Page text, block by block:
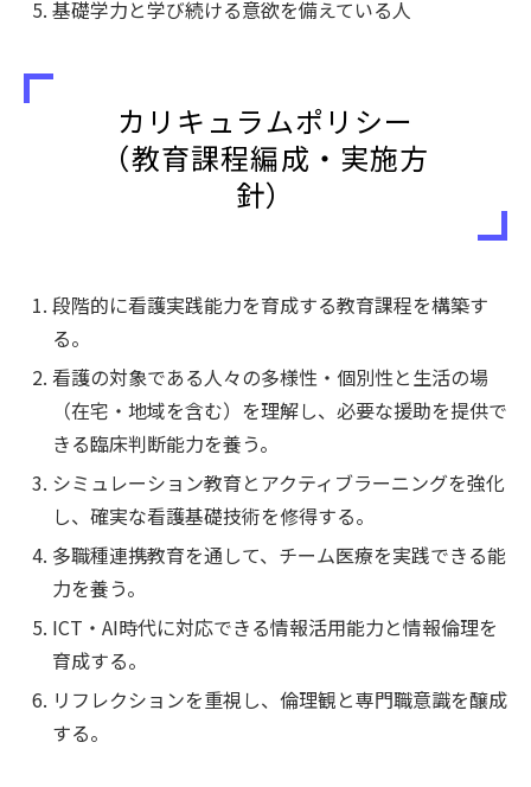
基礎学力と学び続ける意欲を備えている人
カリキュラムポリシー
（教育課程編成・実施方
針）
段階的に看護実践能力を育成する教育課程を構築す
る。
看護の対象である人々の多様性・個別性と生活の場
（在宅・地域を含む）を理解し、必要な援助を提供で
きる臨床判断能力を養う。
シミュレーション教育とアクティブラーニングを強化
し、確実な看護基礎技術を修得する。
多職種連携教育を通して、チーム医療を実践できる能
力を養う。
ICT・AI時代に対応できる情報活用能力と情報倫理を
育成する。
リフレクションを重視し、倫理観と専門職意識を醸成
する。